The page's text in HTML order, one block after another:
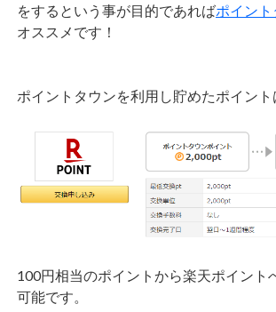
をするという事が目的であればポイント
オススメです！
ポイントタウンを利用し貯めたポイント
100円相当のポイントから楽天ポイント
可能です。